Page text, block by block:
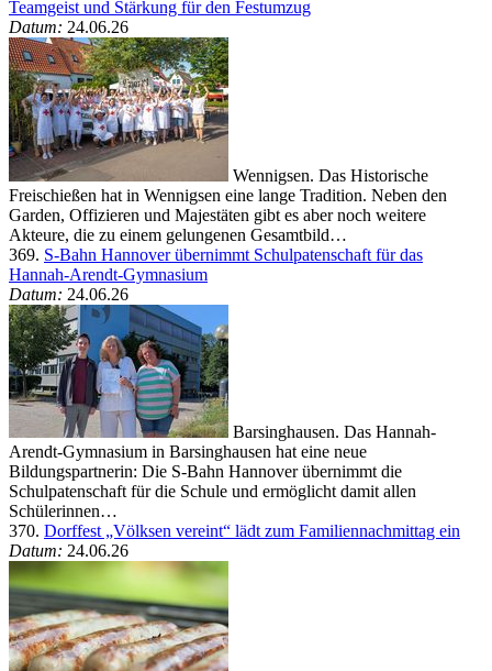
Teamgeist und Stärkung für den Festumzug
Datum: 24.06.26
Wennigsen. Das Historische
Freischießen hat in Wennigsen eine lange Tradition. Neben den
Garden, Offizieren und Majestäten gibt es aber noch weitere
Akteure, die zu einem gelungenen Gesamtbild…
369. S-Bahn Hannover übernimmt Schulpatenschaft für das
Hannah-Arendt-Gymnasium
Datum: 24.06.26
Barsinghausen. Das Hannah-
Arendt-Gymnasium in Barsinghausen hat eine neue
Bildungspartnerin: Die S-Bahn Hannover übernimmt die
Schulpatenschaft für die Schule und ermöglicht damit allen
Schülerinnen…
370. Dorffest „Völksen vereint“ lädt zum Familiennachmittag ein
Datum: 24.06.26